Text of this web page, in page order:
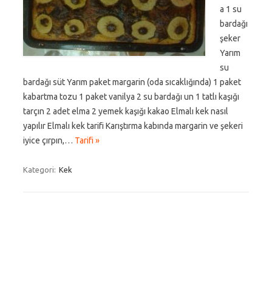
a 1 su
bardağı
şeker
Yarım
su
bardağı süt Yarım paket margarin (oda sıcaklığında) 1 paket
kabartma tozu 1 paket vanilya 2 su bardağı un 1 tatlı kaşığı
tarçın 2 adet elma 2 yemek kaşığı kakao Elmalı kek nasıl
yapılır Elmalı kek tarifi Karıştırma kabında margarin ve şekeri
iyice çırpın,… Tarifi »
Kategori: Kek